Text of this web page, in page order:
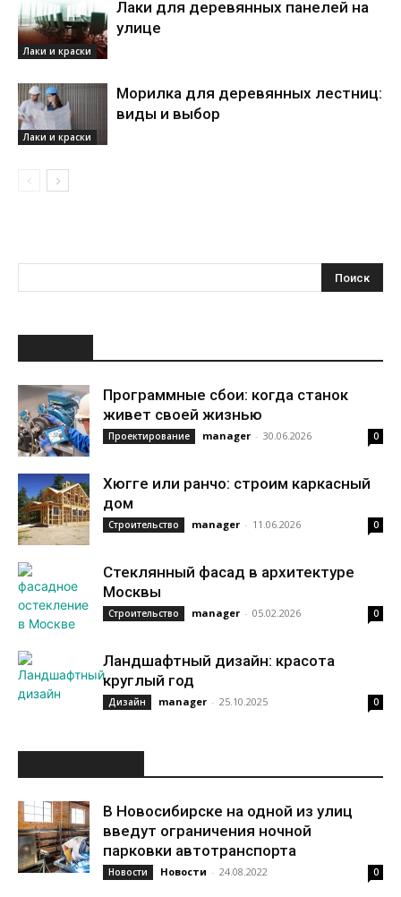
Лаки и краски
Лаки для деревянных панелей на
улице
Лаки и краски
Морилка для деревянных лестниц:
виды и выбор
Программные сбои: когда станок
живет своей жизнью
Проектирование manager - 30.06.2026 0
Хюгге или ранчо: строим каркасный
дом
Строительство manager - 11.06.2026 0
Стеклянный фасад в архитектуре
Москвы
Строительство manager - 05.02.2026 0
Ландшафтный дизайн: красота
круглый год
Дизайн manager - 25.10.2025 0
В Новосибирске на одной из улиц
введут ограничения ночной
парковки автотранспорта
Новости Новости - 24.08.2022 0